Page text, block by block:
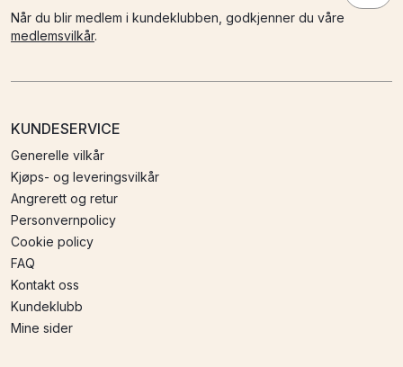
Når du blir medlem i kundeklubben, godkjenner du våre
medlemsvilkår.
KUNDESERVICE
Generelle vilkår
Kjøps- og leveringsvilkår
Angrerett og retur
Personvernpolicy
Cookie policy
FAQ
Kontakt oss
Kundeklubb
Mine sider